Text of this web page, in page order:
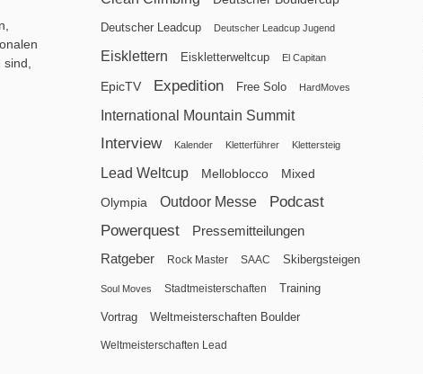
Deutscher Leadcup Deutscher Leadcup Jugend
Eisklettern Eiskletterweltcup El Capitan
EpicTV Expedition Free Solo HardMoves
International Mountain Summit
Interview Kalender Kletterführer Klettersteig
Lead Weltcup Melloblocco Mixed
Olympia Outdoor Messe
Podcast
Powerquest
Pressemitteilungen
Ratgeber
Rock Master SAAC Skibergsteigen
Soul Moves Stadtmeisterschaften Training
Vortrag Weltmeisterschaften Boulder
Weltmeisterschaften Lead